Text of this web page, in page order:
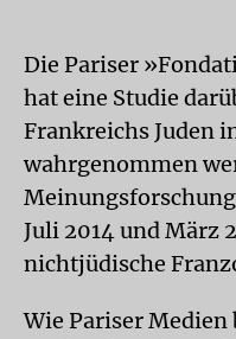
Die Pariser
hat eine Studie
Frankreichs Juden
wahrgenommen
Juli 2014 und März
nichtjüdische
Wie Pariser